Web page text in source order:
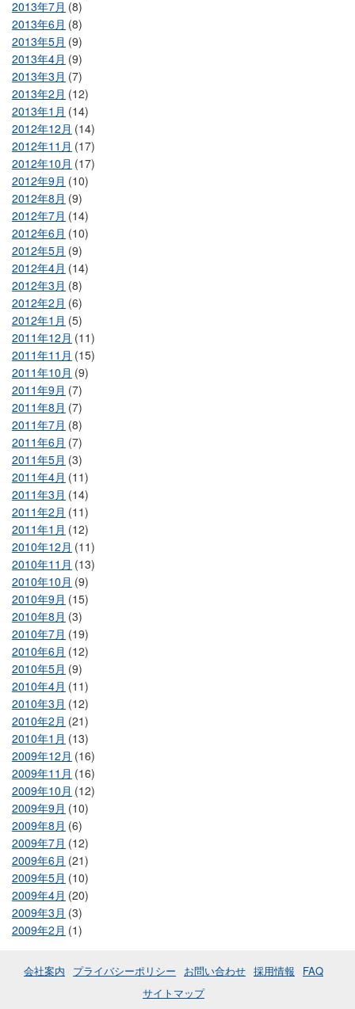
2013年7月 (8)
2013年6月 (8)
2013年5月 (9)
2013年4月 (9)
2013年3月 (7)
2013年2月 (12)
2013年1月 (14)
2012年12月 (14)
2012年11月 (17)
2012年10月 (17)
2012年9月 (10)
2012年8月 (9)
2012年7月 (14)
2012年6月 (10)
2012年5月 (9)
2012年4月 (14)
2012年3月 (8)
2012年2月 (6)
2012年1月 (5)
2011年12月 (11)
2011年11月 (15)
2011年10月 (9)
2011年9月 (7)
2011年8月 (7)
2011年7月 (8)
2011年6月 (7)
2011年5月 (3)
2011年4月 (11)
2011年3月 (14)
2011年2月 (11)
2011年1月 (12)
2010年12月 (11)
2010年11月 (13)
2010年10月 (9)
2010年9月 (15)
2010年8月 (3)
2010年7月 (19)
2010年6月 (12)
2010年5月 (9)
2010年4月 (11)
2010年3月 (12)
2010年2月 (21)
2010年1月 (13)
2009年12月 (16)
2009年11月 (16)
2009年10月 (12)
2009年9月 (10)
2009年8月 (6)
2009年7月 (12)
2009年6月 (21)
2009年5月 (10)
2009年4月 (20)
2009年3月 (3)
2009年2月 (1)
会社案内 プライバシーポリシー お問い合わせ 採用情報
FAQ
サイトマップ